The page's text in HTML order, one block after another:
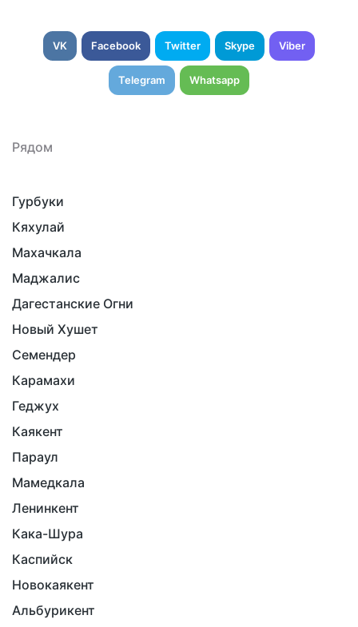
VK Facebook Twitter Skype Viber
Telegram Whatsapp
Рядом
Гурбуки
Кяхулай
Махачкала
Маджалис
Дагестанские Огни
Новый Хушет
Семендер
Карамахи
Геджух
Каякент
Параул
Мамедкала
Ленинкент
Кака-Шура
Каспийск
Новокаякент
Альбурикент